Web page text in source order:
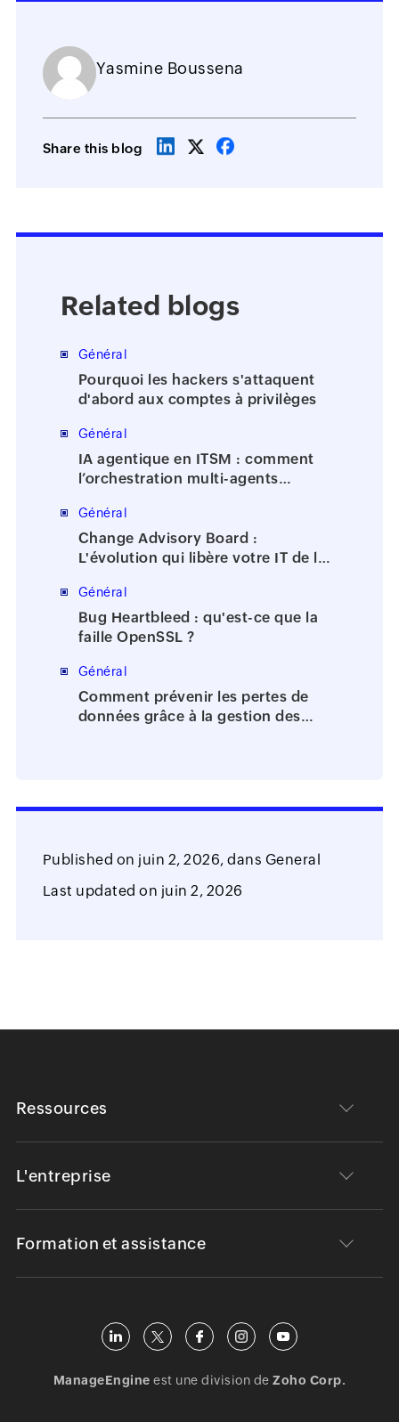
Yasmine Boussena
Share this blog
Related blogs
Général
Pourquoi les hackers s'attaquent
d'abord aux comptes à privilèges
Général
IA agentique en ITSM : comment
l’orchestration multi-agents
Général
Change Advisory Board :
L'évolution qui libère votre IT de la
Général
Bug Heartbleed : qu'est-ce que la
faille OpenSSL ?
Général
Comment prévenir les pertes de
données grâce à la gestion des
Published on juin 2, 2026, dans General
Last updated on juin 2, 2026
Ressources
L'entreprise
Formation et assistance
ManageEngine est une division deZoho Corp.